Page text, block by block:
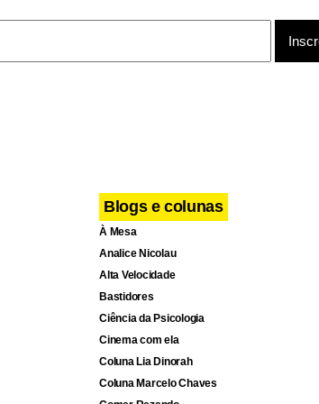
Blogs e colunas
À Mesa
Analice Nicolau
Alta Velocidade
Bastidores
Ciência da Psicologia
Cinema com ela
Coluna Lia Dinorah
Coluna Marcelo Chaves